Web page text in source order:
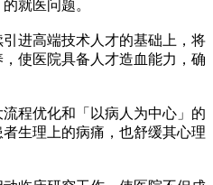
就医问题。
进高端技术人才的基础上，将
使医院具备人才造血能力，确
程优化和「以病人为中心」的
生理上的病痛，也舒缓其心理